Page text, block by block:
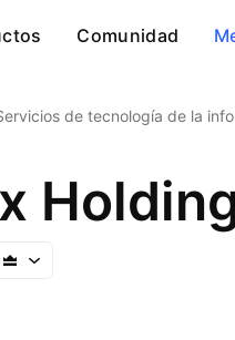
Comunidad
de tecnología de la